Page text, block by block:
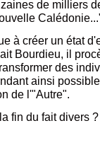
de milliers
à créer un état
Bourdieu, il
des
ainsi
de l'"Autre".
fin du fait divers